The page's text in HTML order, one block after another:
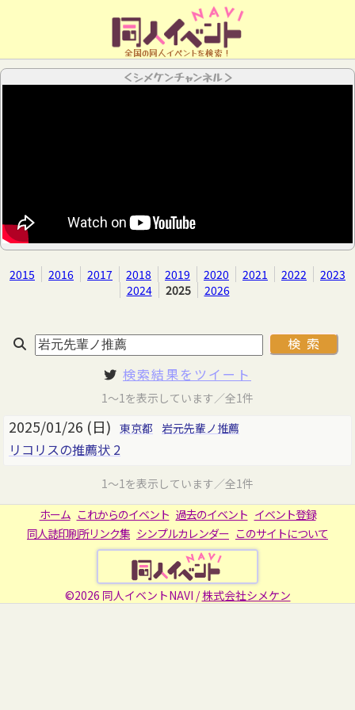
全国の同人イベントを検索！
＜シメケンチャンネル＞
2015 2016 2017 2018 2019 2020 2021 2022
2023
2024
2025 2026
検索結果をツイート
1～1を表示しています／全1件
2025/01/26 (日) 東京都 岩元先輩ノ推薦
リコリスの推薦状 2
1～1を表示しています／全1件
ホーム これからのイベント 過去のイベント イベント登録
同人誌印刷所リンク集 シンプルカレンダー このサイトについて
©2026 同人イベントNAVI /株式会社シメケン